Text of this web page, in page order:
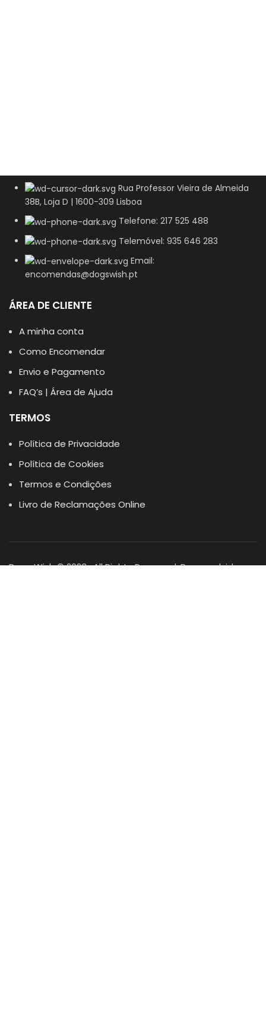
Rua Professor Vieira de Almeida
38B, Loja D | 1600-309 Lisboa
Telefone: 217 525 488
Telemóvel: 935 646 283
Email:
encomendas@dogswish.pt
ÁREA DE CLIENTE
A minha conta
Como Encomendar
Envio e Pagamento
FAQ’s | Área de Ajuda
TERMOS
Política de Privacidade
Política de Cookies
Termos e Condições
Livro de Reclamações Online
Dogs Wish © 2023 . All Rights Reserved. Desenvolvido por